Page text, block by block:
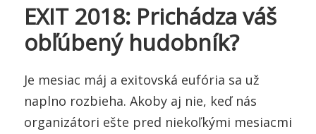
EXIT 2018: Prichádza váš
obľúbený hudobník?
Je mesiac máj a exitovská eufória sa už
naplno rozbieha. Akoby aj nie, keď nás
organizátori ešte pred niekoľkými mesiacmi